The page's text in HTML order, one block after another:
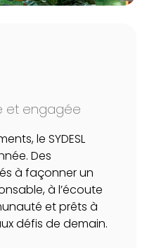
et engagée
le SYDESL
Des
à façonner un
à l’écoute
et prêts à
défis de demain.